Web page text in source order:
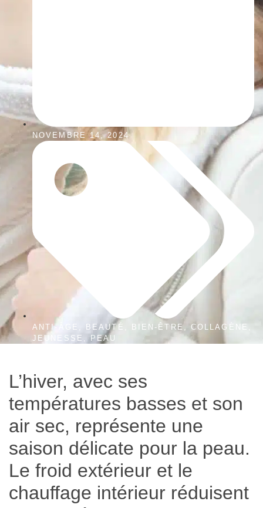
NOVEMBRE 14, 2024
ANTI-ÂGE BEAUTÉ BIEN-ÊTRE COLLAGÈNE
JEUNESSE
,PEAU
L’hiver, avec ses
températures basses et son
air sec, représente une
saison délicate pour la peau.
Le froid extérieur et le
chauffage intérieur réduisent